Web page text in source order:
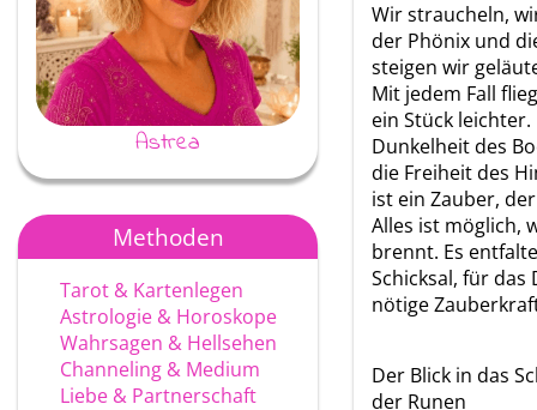
Astrea Ayke
Methoden
Tarot & Kartenlegen
Astrologie & Horoskope
Wahrsagen & Hellsehen
Channeling & Medium
Liebe & Partnerschaft
Wir straucheln,
der Phönix und
steigen wir
Mit jedem Fall
ein Stück
Dunkelheit des
die Freiheit des
ist ein Zauber,
Alles ist möglich,
brennt. Es
Schicksal, für das
nötige
Der Blick in das
der Runen